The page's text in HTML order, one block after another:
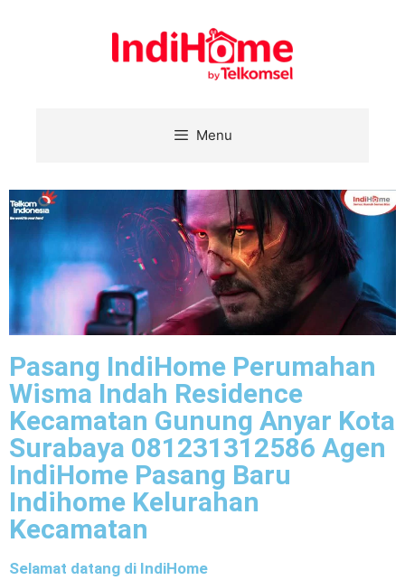
Menu
Pasang IndiHome Perumahan
Wisma Indah Residence
Kecamatan Gunung Anyar Kota
Surabaya 081231312586 Agen
IndiHome Pasang Baru
Indihome Kelurahan
Kecamatan
Selamat datang di IndiHome